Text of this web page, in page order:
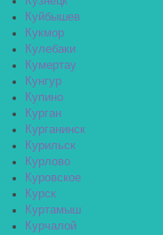
Куйбышев
Кукмор
Кулебаки
Кумертау
Кунгур
Купино
Курган
Курганинск
Курильск
Курлово
Куровское
Курск
Куртамыш
Курчалой